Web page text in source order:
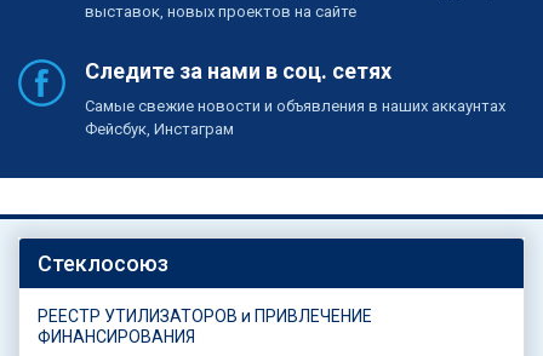
выставок, новых проектов на сайте
Следите за нами в соц. сетях
Самые свежие новости и объявления в наших аккаунтах
Фейсбук, Инстаграм
Стеклосоюз
РЕЕСТР УТИЛИЗАТОРОВ и ПРИВЛЕЧЕНИЕ
ФИНАНСИРОВАНИЯ